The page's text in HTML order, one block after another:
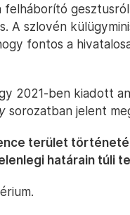
A szlovén
fontos a
2021-ben kiadott
sorozatban jelent
terület
határain túli